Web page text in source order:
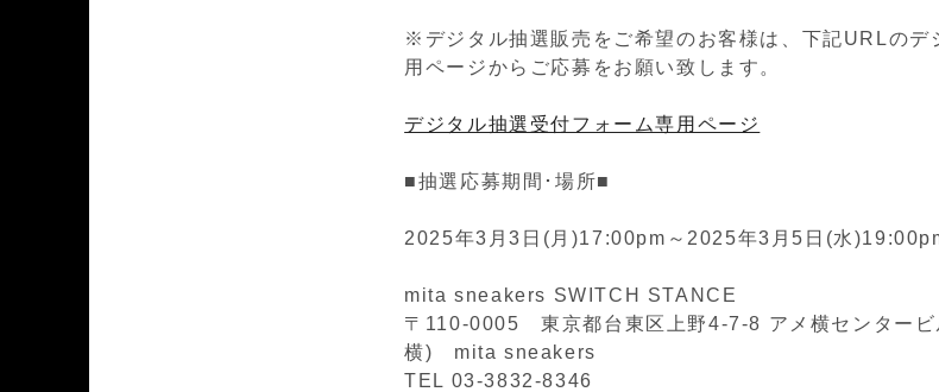
※デジタル抽選販売をご希望のお客様は、下記URLのデ
用ページからご応募をお願い致します。
デジタル抽選受付フォーム専用ページ
■抽選応募期間･場所■
2025年3月3日(月)17:00pm～2025年3月5日(水
mita sneakers SWITCH STANCE
〒110-0005 東京都台東区上野4-7-8 アメ横センタービ
横) mita sneakers
TEL 03-3832-8346